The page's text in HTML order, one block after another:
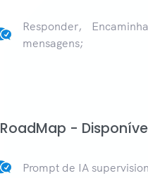
Responder,
mensagens;
RoadMap -
Prompt de IA